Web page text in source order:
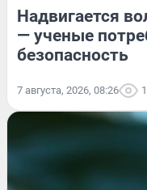
Надвигается
— ученые
безопасность
7 августа, 2026, 08:26